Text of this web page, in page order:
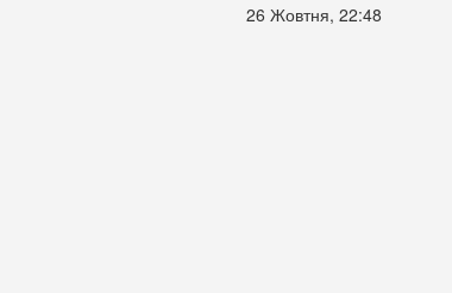
26 Жовтня, 22:48